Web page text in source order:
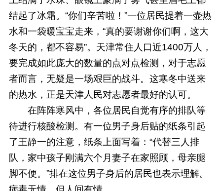
结起了冰霜。“你们辛苦啦！”一位居民提着一壶热
水和一袋暖宝宝走来，“真的要谢谢你们啊，这大
冬天的，都不容易”。天津常住人口近1400万人，
要完成如此庞大的数量的点对点检测，对于志愿
者而言，无疑是一场艰巨的战斗。这寒冬中送来
的热水，正是天津人民对志愿者最好的认可。
在阵阵寒风中，各位居民自觉有序的排队等
待进行核酸检测。有一位男子身后贴的纸条引起
了王静一的注意，纸条上面写着：“代替三人排
队，家中孩子刚满六个月妻子在家照顾，母亲腿
脚不便。”排在这位男子身后的居民也表示理解。